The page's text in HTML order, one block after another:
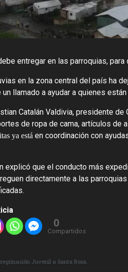
entregar en las parroquias,
en la zona central del país ha
un llamado a ayudar a quienes
Catalán Valdivia, presidente
de ropa de cama, artículos de
ya está en coordinación con
explicó que el conducto más
directamente a las
0
Compartidos
Juvenil a Santa Rosa.